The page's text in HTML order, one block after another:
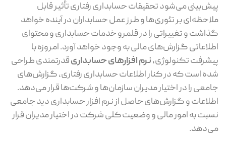
پیش‌بینی می‌شود تحقیقات حسابداری رفتاری تأثیر قابل
ملاحظه‌‌ای بر تئوری‌ها و طرز عمل حسابداران در آینده خواهد
گذاشت و تغییراتی را در قلمرو خدمات حسابداری و محتوای
اطلاعاتی گزارش‌های مالی به وجود خواهد آورد. امروزه با
پیشرفت تکنولوژی،نرم‌ افزارهای حسابداریقدرتمندی طراحی
شده است که در کنار اطلاعات حسابداری رفتاری، گزارش‌های
جامعی را در اختیار مدیران سازمان‌ها و شرکت‌ها قرار می‌دهد.
اطلاعات و گزارش‌های حاصل از نرم افزار حسابداری دید جامعی
نسبت به امور مالی و وضعیت کلی شرکت در اختیار مدیران قرار
می‌دهد.